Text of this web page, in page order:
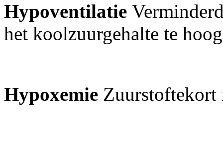
Hypoventilatie
het koolzuurgehalte te
Hypoxemie Zuurstoftekort